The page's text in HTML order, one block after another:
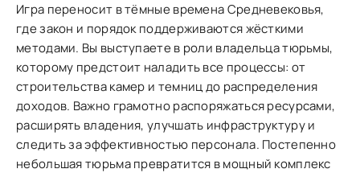
Игра переносит в тёмные времена Средневековья,
где закон и порядок поддерживаются жёсткими
методами. Вы выступаете в роли владельца тюрьмы,
которому предстоит наладить все процессы: от
строительства камер и темниц до распределения
доходов. Важно грамотно распоряжаться ресурсами,
расширять владения, улучшать инфраструктуру и
следить за эффективностью персонала. Постепенно
небольшая тюрьма превратится в мощный комплекс